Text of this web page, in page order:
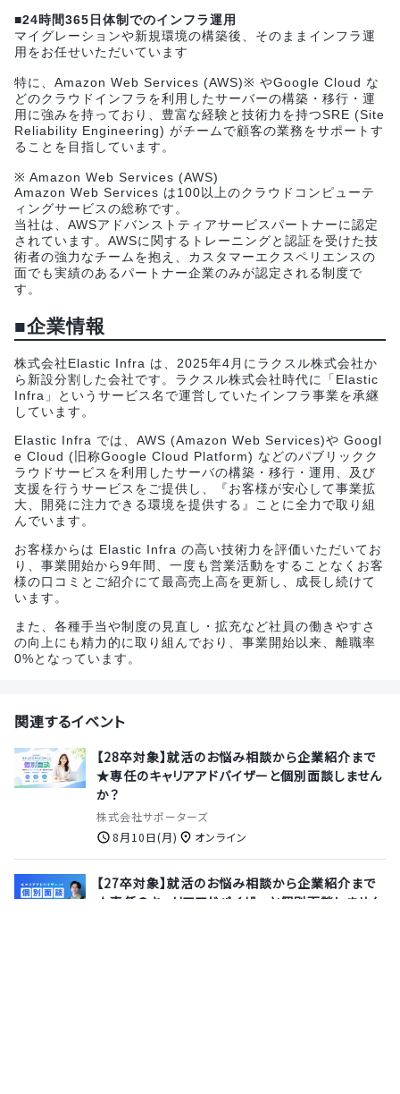
■24時間365日体制でのインフラ運用
マイグレーションや新規環境の構築後、そのままインフラ運
用をお任せいただいています
特に、Amazon Web Services (AWS)※ やGoogle Cloud な
どのクラウドインフラを利用したサーバーの構築・移行・運
用に強みを持っており、豊富な経験と技術力を持つSRE (Site
Reliability Engineering) がチームで顧客の業務をサポートす
ることを目指しています。
※ Amazon Web Services (AWS)
Amazon Web Services は100以上のクラウドコンピューテ
ィングサービスの総称です。
当社は、AWSアドバンストティアサービスパートナーに認定
されています。AWSに関するトレーニングと認証を受けた技
術者の強力なチームを抱え、カスタマーエクスペリエンスの
面でも実績のあるパートナー企業のみが認定される制度で
す。
■企業情報
株式会社Elastic Infra は、2025年4月にラクスル株式会社か
ら新設分割した会社です。ラクスル株式会社時代に「Elastic
Infra」というサービス名で運営していたインフラ事業を承継
しています。
Elastic Infra では、AWS (Amazon Web Services)や Googl
e Cloud (旧称Google Cloud Platform) などのパブリックク
ラウドサービスを利用したサーバの構築・移行・運用、及び
支援を行うサービスをご提供し、『お客様が安心して事業拡
大、開発に注力できる環境を提供する』ことに全力で取り組
んでいます。
お客様からは Elastic Infra の高い技術力を評価いただいてお
り、事業開始から9年間、一度も営業活動をすることなくお客
様の口コミとご紹介にて最高売上高を更新し、成長し続けて
います。
また、各種手当や制度の見直し・拡充など社員の働きやすさ
の向上にも精力的に取り組んでおり、事業開始以来、離職率
0%となっています。
関連するイベント
【28卒対象】就活のお悩み相談から企業紹介まで
★専任のキャリアアドバイザーと個別面談しません
か？
株式会社サポーターズ
8月10日(月)
オンライン
【27卒対象】就活のお悩み相談から企業紹介まで
★専任のキャリアアドバイザーと個別面談しません